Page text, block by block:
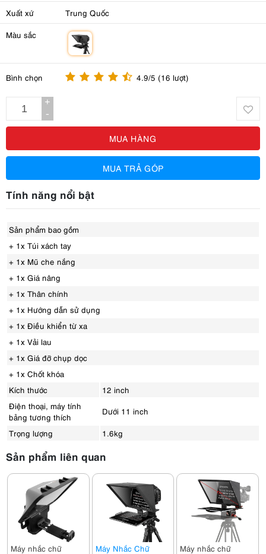
Xuất xứ Trung Quốc
Màu sắc
Bình chọn 4.9/5 (16 lượt)
+
-
MUA HÀNG
MUA TRẢ GÓP
Tính năng nổi bật
Sản phẩm bao gồm
+ 1x Túi xách tay
+ 1x Mũ che nắng
+ 1x Giá nâng
+ 1x Thân chính
+ 1x Hướng dẫn sử dụng
+ 1x Điều khiển từ xa
+ 1x Vải lau
+ 1x Giá đỡ chụp dọc
+ 1x Chốt khóa
Kích thước
12 inch
Điện thoại, máy tính
bảng tương thích
Dưới 11 inch
Trọng lượng 1.6kg
Sản phẩm liên quan
Máy nhắc chữ
Máy Nhắc Chữ
Máy nhắc chữ